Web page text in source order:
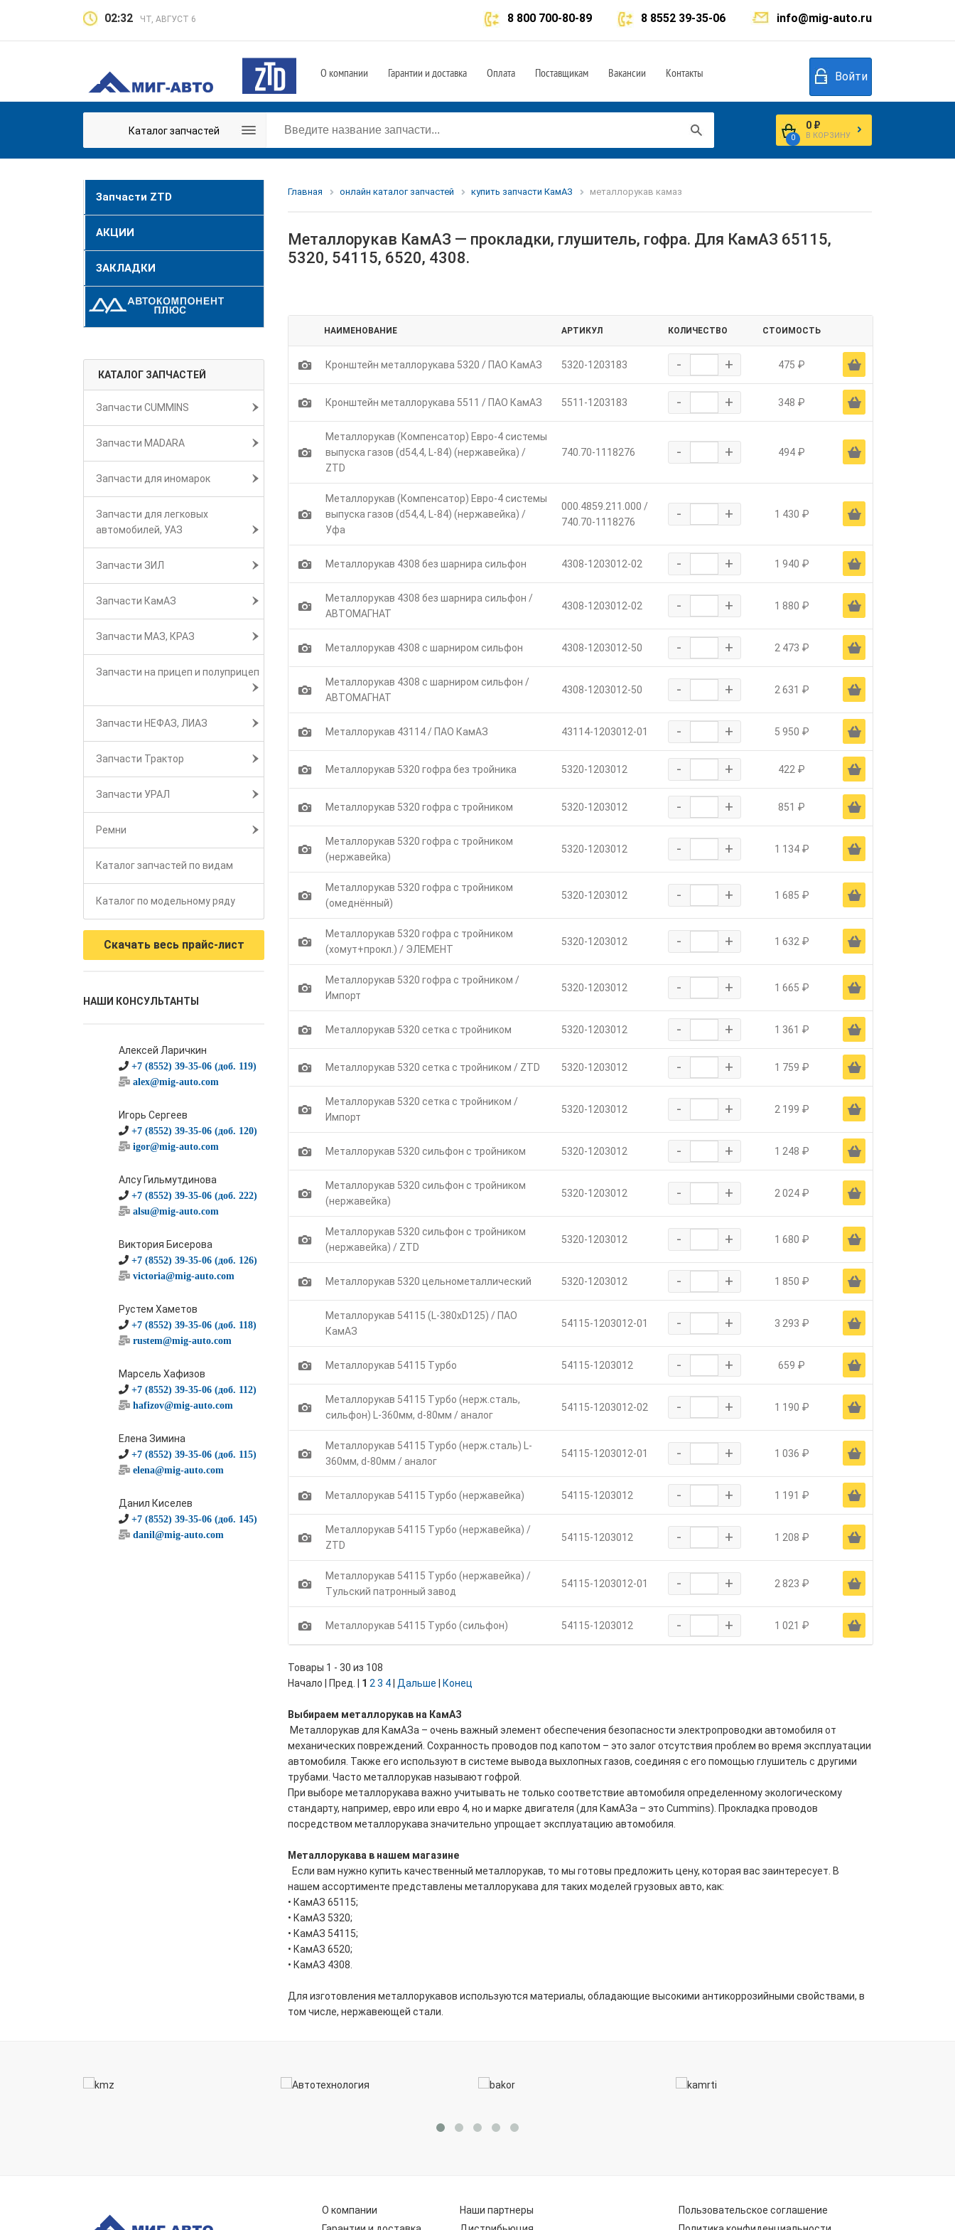
02:32 ЧТ, АВГУСТ 6 info@mig-auto.ru
8 8552 39-35-06
8 800 700-80-89
О компании Гарантии и доставка Оплата Поставщикам Вакансии Контакты Войти
Каталог запчастей
0
0 ₽
В КОРЗИНУ
Запчасти ZTD
АКЦИИ
ЗАКЛАДКИ
КАТАЛОГ ЗАПЧАСТЕЙ
Запчасти CUMMINS
Запчасти MADARA
Запчасти для иномарок
Запчасти для легковых
автомобилей, УАЗ
Запчасти ЗИЛ
Запчасти КамАЗ
Запчасти МАЗ, КРАЗ
Запчасти на прицеп и полуприцеп
Запчасти НЕФАЗ, ЛИАЗ
Запчасти Трактор
Запчасти УРАЛ
Ремни
Каталог запчастей по видам
Каталог по модельному ряду
Скачать весь прайс-лист
НАШИ КОНСУЛЬТАНТЫ
Алексей Ларичкин
+7 (8552) 39-35-06 (доб. 119)
alex@mig-auto.com
Игорь Сергеев
+7 (8552) 39-35-06 (доб. 120)
igor@mig-auto.com
Алсу Гильмутдинова
+7 (8552) 39-35-06 (доб. 222)
alsu@mig-auto.com
Виктория Бисерова
+7 (8552) 39-35-06 (доб. 126)
victoria@mig-auto.com
Рустем Хаметов
+7 (8552) 39-35-06 (доб. 118)
rustem@mig-auto.com
Марсель Хафизов
+7 (8552) 39-35-06 (доб. 112)
hafizov@mig-auto.com
Елена Зимина
+7 (8552) 39-35-06 (доб. 115)
elena@mig-auto.com
Данил Киселев
+7 (8552) 39-35-06 (доб. 145)
danil@mig-auto.com
Главная онлайн каталог запчастей купить запчасти КамАЗ металлорукав камаз
Металлорукав КамАЗ — прокладки, глушитель, гофра. Для КамАЗ 65115,
5320, 54115, 6520, 4308.
НАИМЕНОВАНИЕ АРТИКУЛ КОЛИЧЕСТВО СТОИМОСТЬ
1 Кронштейн металлорукава 5320 / ПАО КамАЗ 5320-1203183 - + 475 ₽ Ä
1 Кронштейн металлорукава 5511 / ПАО КамАЗ 5511-1203183 - + 348 ₽ Ä
1
Металлорукав (Компенсатор) Евро-4 системы
выпуска газов (d54,4, L-84) (нержавейка) /
ZTD
740.70-1118276 - + 494 ₽ Ä
1
Металлорукав (Компенсатор) Евро-4 системы
выпуска газов (d54,4, L-84) (нержавейка) /
Уфа
000.4859.211.000 /
740.70-1118276
- + 1 430 ₽ Ä
1 Металлорукав 4308 без шарнира сильфон 4308-1203012-02 - + 1 940 ₽ Ä
1
Металлорукав 4308 без шарнира сильфон /
АВТОМАГНАТ
4308-1203012-02 - + 1 880 ₽ Ä
1 Металлорукав 4308 с шарниром сильфон 4308-1203012-50 - + 2 473 ₽ Ä
1
Металлорукав 4308 с шарниром сильфон /
АВТОМАГНАТ
4308-1203012-50 - + 2 631 ₽ Ä
1 Металлорукав 43114 / ПАО КамАЗ 43114-1203012-01 - + 5 950 ₽ Ä
1 Металлорукав 5320 гофра без тройника 5320-1203012 - + 422 ₽ Ä
1 Металлорукав 5320 гофра с тройником 5320-1203012 - + 851 ₽ Ä
1
Металлорукав 5320 гофра с тройником
(нержавейка)
5320-1203012 - + 1 134 ₽ Ä
1
Металлорукав 5320 гофра с тройником
(омеднённый)
5320-1203012 - + 1 685 ₽ Ä
1
Металлорукав 5320 гофра с тройником
(хомут+прокл.) / ЭЛЕМЕНТ
5320-1203012 - + 1 632 ₽ Ä
1
Металлорукав 5320 гофра с тройником /
Импорт
5320-1203012 - + 1 665 ₽ Ä
1 Металлорукав 5320 сетка с тройником 5320-1203012 - + 1 361 ₽ Ä
1 Металлорукав 5320 сетка с тройником / ZTD 5320-1203012 - + 1 759 ₽ Ä
1
Металлорукав 5320 сетка с тройником /
Импорт
5320-1203012 - + 2 199 ₽ Ä
1 Металлорукав 5320 сильфон с тройником 5320-1203012 - + 1 248 ₽ Ä
1
Металлорукав 5320 сильфон с тройником
(нержавейка)
5320-1203012 - + 2 024 ₽ Ä
1
Металлорукав 5320 сильфон с тройником
(нержавейка) / ZTD
5320-1203012 - + 1 680 ₽ Ä
1 Металлорукав 5320 цельнометаллический 5320-1203012 - + 1 850 ₽ Ä
Металлорукав 54115 (L-380хD125) / ПАО
КамАЗ
54115-1203012-01 - + 3 293 ₽ Ä
1 Металлорукав 54115 Турбо 54115-1203012 - + 659 ₽ Ä
1
Металлорукав 54115 Турбо (нерж.сталь,
сильфон) L-360мм, d-80мм / аналог
54115-1203012-02 - + 1 190 ₽ Ä
1
Металлорукав 54115 Турбо (нерж.сталь) L-
360мм, d-80мм / аналог
54115-1203012-01 - + 1 036 ₽ Ä
1 Металлорукав 54115 Турбо (нержавейка) 54115-1203012 - + 1 191 ₽ Ä
1
Металлорукав 54115 Турбо (нержавейка) /
ZTD
54115-1203012 - + 1 208 ₽ Ä
1
Металлорукав 54115 Турбо (нержавейка) /
Тульский патронный завод
54115-1203012-01 - + 2 823 ₽ Ä
1 Металлорукав 54115 Турбо (сильфон) 54115-1203012 - + 1 021 ₽ Ä
Товары 1 - 30 из 108
Начало | Пред. | 1 2 3 4| Дальше Конец
Выбираем металлорукав на КамАЗ
Металлорукав для КамАЗа – очень важный элемент обеспечения безопасности электропроводки автомобиля от
механических повреждений. Сохранность проводов под капотом – это залог отсутствия проблем во время эксплуатации
автомобиля. Также его используют в системе вывода выхлопных газов, соединяя с его помощью глушитель с другими
трубами. Часто металлорукав называют гофрой.
При выборе металлорукава важно учитывать не только соответствие автомобиля определенному экологическому
стандарту, например, евро или евро 4, но и марке двигателя (для КамАЗа – это Cummins). Прокладка проводов
посредством металлорукава значительно упрощает эксплуатацию автомобиля.
Металлорукава в нашем магазине
Если вам нужно купить качественный металлорукав, то мы готовы предложить цену, которая вас заинтересует. В
нашем ассортименте представлены металлорукава для таких моделей грузовых авто, как:
• КамАЗ 65115;
• КамАЗ 5320;
• КамАЗ 54115;
• КамАЗ 6520;
• КамАЗ 4308.
Для изготовления металлорукавов используются материалы, обладающие высокими антикоррозийными свойствами, в
том числе, нержавеющей стали.
О компании
Наши партнеры
Пользовательское соглашение